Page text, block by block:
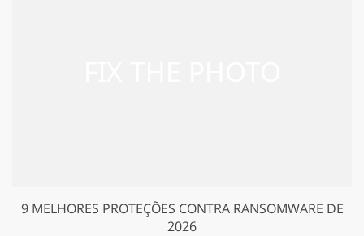
9 MELHORES PROTEÇÕES CONTRA RANSOMWARE DE
2026